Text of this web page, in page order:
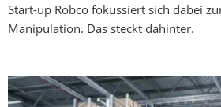
Start-up Robco fokussiert sich dabei
Manipulation. Das steckt dahinter.